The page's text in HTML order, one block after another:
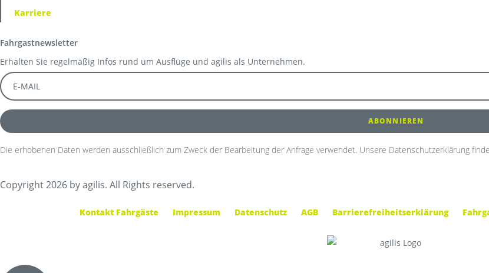
Karriere
Fahrgastnewsletter
Erhalten Sie regelmäßig Infos rund um Ausflüge und agilis als Unternehmen.
Die erhobenen Daten werden ausschließlich zum Zweck der Bearbeitung der Anfrage verwendet. Unsere Datenschutzerklärung
Copyright 2026 by agilis. All Rights reserved.
Kontakt Fahrgäste Impressum Datenschutz AGB Barrierefreiheitserklärung